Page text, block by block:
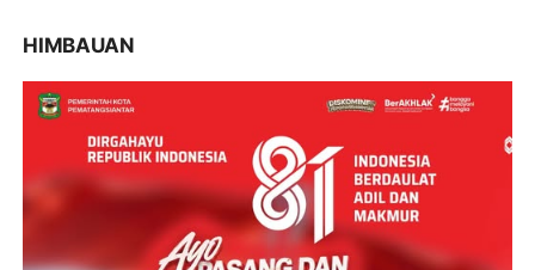
HIMBAUAN